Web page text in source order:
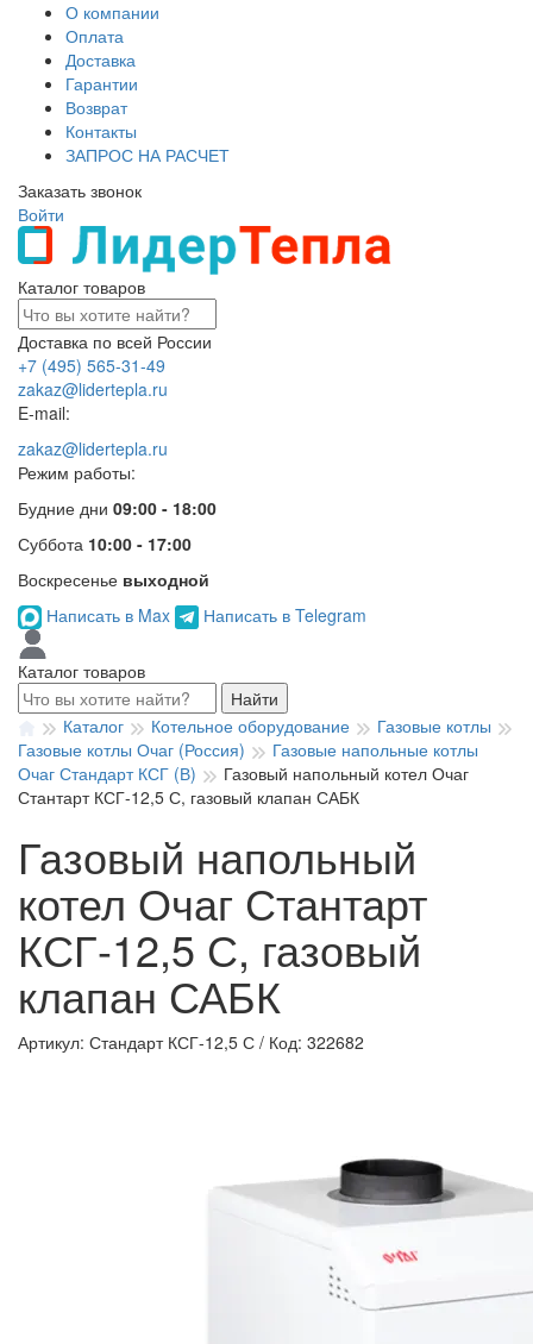
О компании
Оплата
Доставка
Гарантии
Возврат
Контакты
ЗАПРОС НА РАСЧЕТ
Заказать звонок
Войти
Каталог товаров
Доставка по всей России
+7 (495) 565-31-49
zakaz@lidertepla.ru
E-mail:
zakaz@lidertepla.ru
Режим работы:
Будние дни 09:00 - 18:00
Суббота 10:00 - 17:00
Воскресенье выходной
Написать в Max
Написать в Telegram
Каталог товаров
Найти
Каталог
Котельное оборудование
Газовые котлы
Газовые котлы Очаг (Россия)
Газовые напольные котлы
Очаг Стандарт КСГ (В)
Газовый напольный котел Очаг
Стантарт КСГ-12,5 С, газовый клапан САБК
Газовый напольный
котел Очаг Стантарт
КСГ-12,5 С, газовый
клапан САБК
Артикул: Стандарт КСГ-12,5 С / Код: 322682